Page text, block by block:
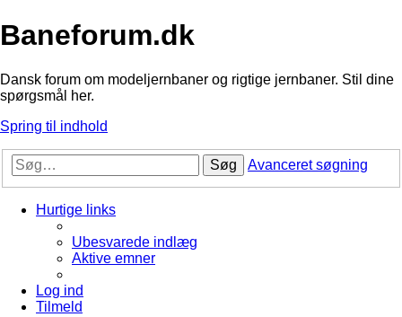
Baneforum.dk
Dansk forum om modeljernbaner og rigtige jernbaner. Stil dine
spørgsmål her.
Spring til indhold
Søg Avanceret søgning
Hurtige links
Ubesvarede indlæg
Aktive emner
Log ind
Tilmeld